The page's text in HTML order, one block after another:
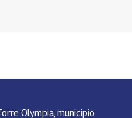
Olympia, municipio